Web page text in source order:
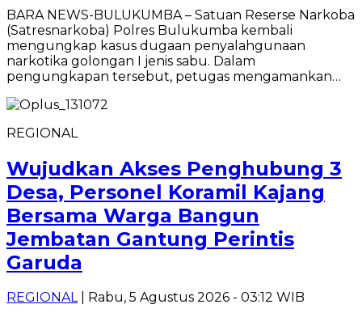
BARA NEWS-BULUKUMBA – Satuan Reserse Narkoba
(Satresnarkoba) Polres Bulukumba kembali
mengungkap kasus dugaan penyalahgunaan
narkotika golongan I jenis sabu. Dalam
pengungkapan tersebut, petugas mengamankan…
REGIONAL
Wujudkan Akses Penghubung 3
Desa, Personel Koramil Kajang
Bersama Warga Bangun
Jembatan Gantung Perintis
Garuda
REGIONAL| Rabu, 5 Agustus 2026 - 03:12 WIB